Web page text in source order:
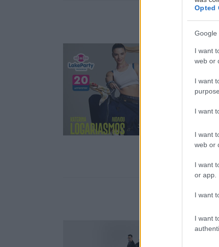
Opted
Google
I want
web or
I want
I want
I want
web or
I want
or app.
I want
I want